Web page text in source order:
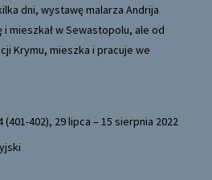
dni, wystawę malarza Andrija
mieszkał w Sewastopolu, ale od
Krymu, mieszka i pracuje we
(401-402), 29 lipca – 15 sierpnia 2022